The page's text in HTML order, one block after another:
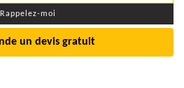
un devis gratuit